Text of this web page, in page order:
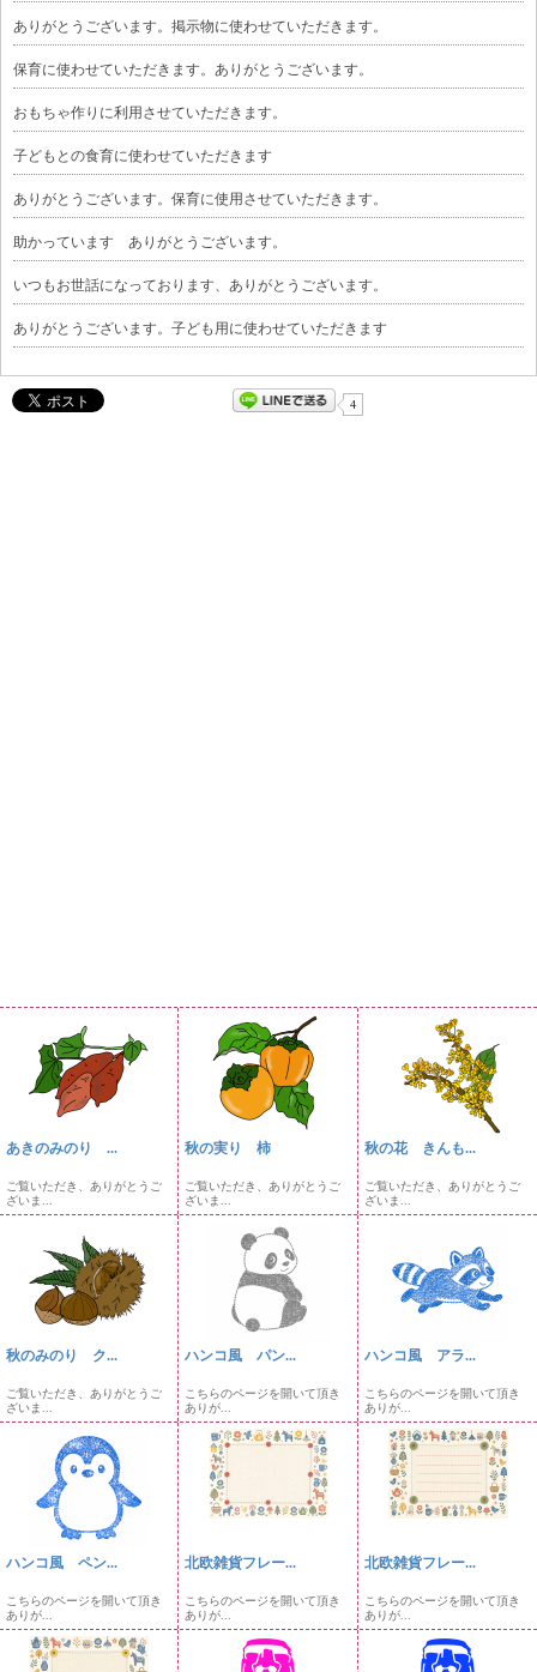
ありがとうございます。掲示物に使わせていただきます。
保育に使わせていただきます。ありがとうございます。
おもちゃ作りに利用させていただきます。
子どもとの食育に使わせていただきます
ありがとうございます。保育に使用させていただきます。
助かっています ありがとうございます。
いつもお世話になっております、ありがとうございます。
ありがとうございます。子ども用に使わせていただきます
4
あきのみのり ...
ご覧いただき、ありがとうご
ざいま...
秋の実り 柿
ご覧いただき、ありがとうご
ざいま...
秋の花 きんも...
ご覧いただき、ありがとうご
ざいま...
秋のみのり ク...
ご覧いただき、ありがとうご
ざいま...
ハンコ風 パン...
こちらのページを開いて頂き
ありが...
ハンコ風 アラ...
こちらのページを開いて頂き
ありが...
ハンコ風 ペン...
こちらのページを開いて頂き
ありが...
北欧雑貨フレー...
こちらのページを開いて頂き
ありが...
北欧雑貨フレー...
こちらのページを開いて頂き
ありが...